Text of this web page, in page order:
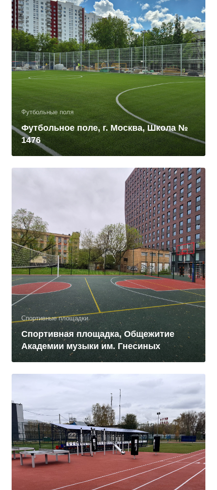
Футбольные поля
Футбольное поле, г. Москва, Школа №
1476
Спортивные площадки
Спортивная площадка, Общежитие
Академии музыки им. Гнесиных